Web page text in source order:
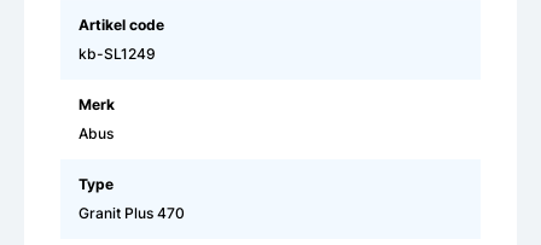
Artikel code
kb-SL1249
Merk
Abus
Type
Granit Plus 470